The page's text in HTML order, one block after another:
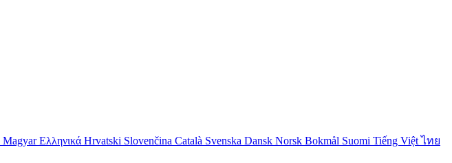
MagyarΕλληνικά Hrvatski Slovenčina Català Svenska Dansk Norsk Bokmål Suomi Tiếng Việtไทย